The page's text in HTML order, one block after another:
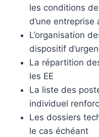
les conditions
d’une entreprise
L’organisation
dispositif
La répartition
les EE
La liste des
individuel
Les dossiers
le cas échéant